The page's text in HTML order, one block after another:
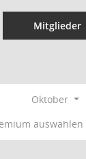
Mitglieder
Oktober
auswählen